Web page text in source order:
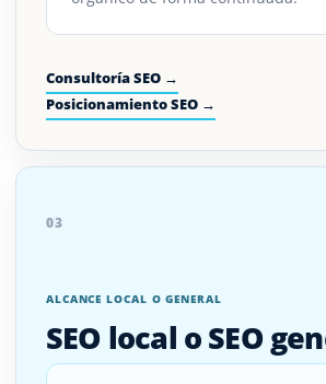
Consultoría SEO →
Posicionamiento SEO →
03
ALCANCE LOCAL O GENERAL
SEO local o SEO